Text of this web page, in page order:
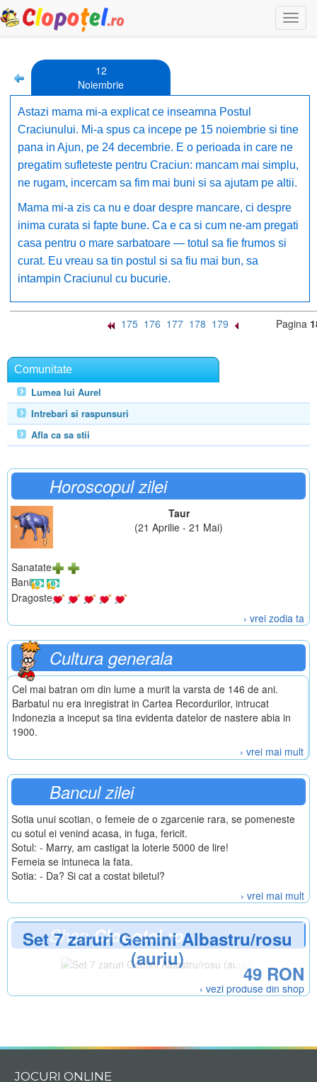
Comunitate
Lumea lui Aurel
Intrebari si raspunsuri
Afla ca sa stii
Horoscopul zilei
Taur
(21 Aprilie - 21 Mai)
Sanatate
Bani
Dragoste
› vrei zodia ta
Cultura generala
Cel mai batran om din lume a murit la varsta de 146 de ani.
Barbatul nu era inregistrat in Cartea Recordurilor, intrucat
Indonezia a inceput sa tina evidenta datelor de nastere abia in
1900.
› vrei mai mult
Bancul zilei
Sotia unui scotian, o femeie de o zgarcenie rara, se pomeneste
cu sotul ei venind acasa, in fuga, fericit.
Sotul: - Marry, am castigat la loterie 5000 de lire!
Femeia se intuneca la fata.
Sotia: - Da? Si cat a costat biletul?
› vrei mai mult
ShopClopotel.ro
Set 7 zaruri Gemini Albastru/rosu
(auriu)
49 RON
› vezi produse din shop
12
Noiembrie
Astazi mama mi-a explicat ce inseamna Postul
Craciunului. Mi-a spus ca incepe pe 15 noiembrie si tine
pana in Ajun, pe 24 decembrie. E o perioada in care ne
pregatim sufleteste pentru Craciun: mancam mai simplu,
ne rugam, incercam sa fim mai buni si sa ajutam pe altii.
Mama mi-a zis ca nu e doar despre mancare, ci despre
inima curata si fapte bune. Ca e ca si cum ne-am pregati
casa pentru o mare sarbatoare — totul sa fie frumos si
curat. Eu vreau sa tin postul si sa fiu mai bun, sa
intampin Craciunul cu bucurie.
175 176 177 178 179 Pagina
JOCURI ONLINE